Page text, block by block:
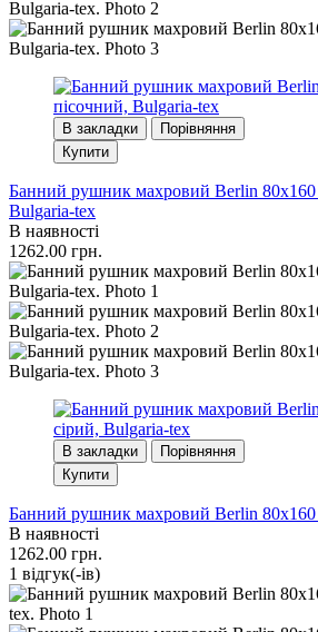
В закладки
Порівняння
Купити
Банний рушник махровий Berlin 80x160
Bulgaria-tex
В наявності
1262.00 грн.
В закладки
Порівняння
Купити
Банний рушник махровий Berlin 80x160
В наявності
1262.00 грн.
1 вiдгук(-iв)